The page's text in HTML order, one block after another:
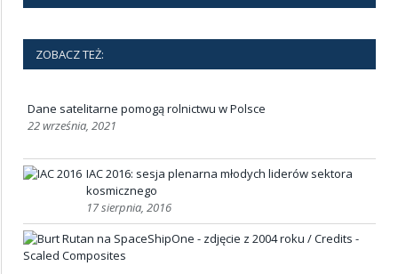
ZOBACZ TEŻ:
Dane satelitarne pomogą rolnictwu w Polsce
22 września, 2021
IAC 2016: sesja plenarna młodych liderów sektora
kosmicznego
17 sierpnia, 2016